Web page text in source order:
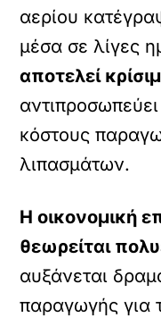
αερίου
μέσα σε λίγες
αποτελεί
κόστους
λιπασμάτων.
Η οικονομική
θεωρείται
αυξάνεται
παραγωγής για